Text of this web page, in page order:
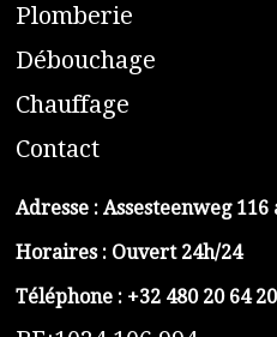
​Plomberie
Débouchage
Chauffage
Contact
Adresse : Assesteenweg
Horaires : Ouvert 24h/24
Téléphone : +32 480 20 64 20